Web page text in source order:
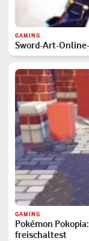
GAMING
Sword-Art-
GAMING
Pokémon
freischaltest